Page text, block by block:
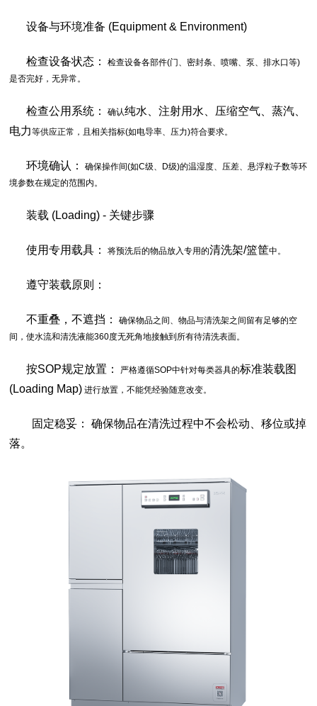
设备与环境准备 (Equipment & Environment)
检查设备状态：
检查设备各部件(门、密封条、喷嘴、泵、排水口等)
是否完好，无异常。
检查公用系统： 确认纯水、注射用水、压缩空气、蒸汽、
电力等供应正常，且相关指标(如电导率、压力)符合要求。
环境确认：
确保操作间(如C级、D级)的温湿度、压差、悬浮粒子数等环
境参数在规定的范围内。
装载 (Loading) - 关键步骤
使用专用载具： 将预洗后的物品放入专用的清洗架/篮筐中。
遵守装载原则：
不重叠，不遮挡：
确保物品之间、物品与清洗架之间留有足够的空
间，使水流和清洗液能360度无死角地接触到所有待清洗表面。
按SOP规定放置： 严格遵循SOP中针对每类器具的标准装载图
(Loading Map) 进行放置，不能凭经验随意改变。
固定稳妥：
确保物品在清洗过程中不会松动、移位或掉
落。